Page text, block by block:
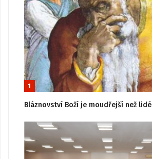
1
Bláznovství Boží je moudřejší než lidé